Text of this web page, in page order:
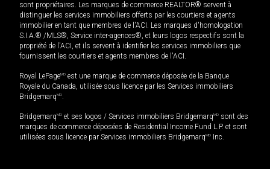
sont propriétaires. Les marques de commerce REALTOR® servent à
distinguer les services immobiliers offerts par les courtiers et agents
immobilier en tant que membres de l'ACI. Les marques d'homologation
S.I.A.® /MLS®, Service inter-agences®, et leurs logos respectifs sont la
propriété de l'ACI, et ils servent à identifier les services immobiliers que
fournissent les courtiers et agents membres de l'ACI.
Royal LePageMD est une marque de commerce déposée de la Banque
Royale du Canada, utilisée sous licence par les Services immobiliers
BridgemarqMD.
BridgemarqMD et ses logos / Services immobiliers BridgemarqMD sont des
marques de commerce déposées de Residential Income Fund L.P. et sont
utilisées sous licence par Services immobiliers BridgemarqMD Inc.